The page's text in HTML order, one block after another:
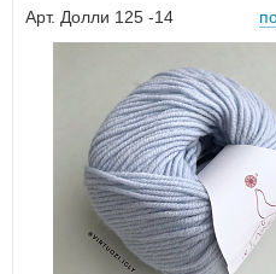
Арт. Долли 125 -14